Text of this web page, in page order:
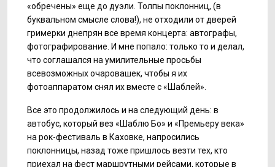
«обречены» еще до дуэли. Толпы поклонниц, (в
буквальном смысле слова!), не отходили от дверей
гримерки днепрян все время концерта: автографы,
фотографирование. И мне попало: только то и делал,
что соглашался на умилительные просьбы
всевозможных очаровашек, чтобы я их
фотоаппаратом снял их вместе с «Шаблей».
Все это продолжилось и на следующий день: в
автобус, который вез «Шаблю Бо» и «Премьеру века»
на рок-фестиваль в Каховке, напросились
поклонницы, назад тоже пришлось везти тех, кто
приехал на фест маршрутными рейсами, которые в